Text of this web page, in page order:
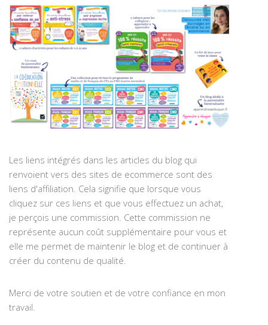
Les liens intégrés dans les articles du blog qui
renvoient vers des sites de ecommerce sont des
liens d'affiliation. Cela signifie que lorsque vous
cliquez sur ces liens et que vous effectuez un achat,
je perçois une commission. Cette commission ne
représente aucun coût supplémentaire pour vous et
elle me permet de maintenir le blog et de continuer à
créer du contenu de qualité.
Merci de votre soutien et de votre confiance en mon
travail.